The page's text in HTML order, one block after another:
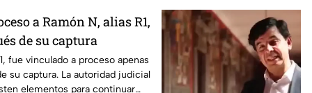
a Ramón N, alias R1,
de su captura
fue vinculado a proceso apenas
su captura. La autoridad judicial
elementos para continuar